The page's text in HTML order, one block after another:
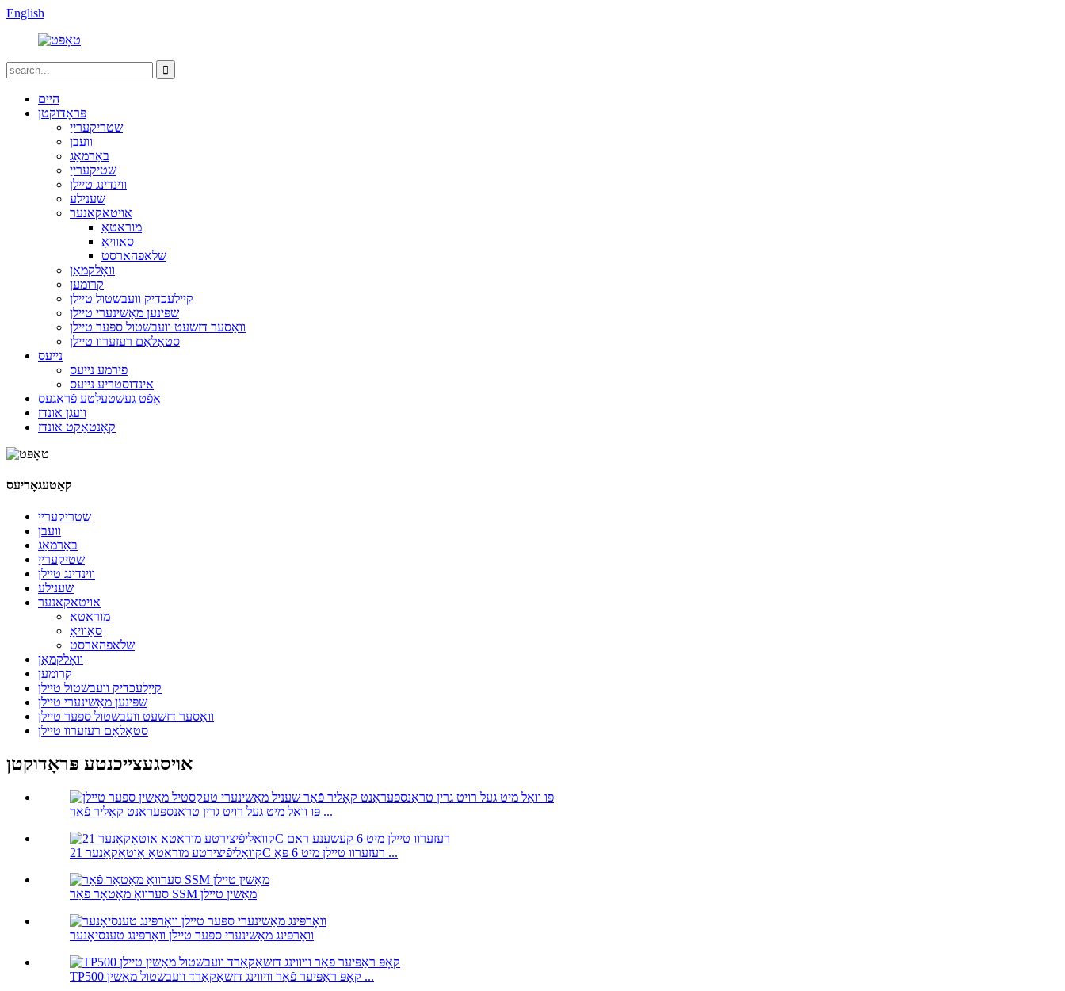
English
היים
פּראָדוקטן
שטריקערייַ
וועבן
באַרמאַג
שטיקערייַ
ווינדינג טיילן
שענילע
אויטאקאנער
מוראטאַ
סאַוויאָ
שלאפהארסט
וואָלקמאַן
קרומען
קייַלעכדיק וועבשטול טיילן
שפּינען מאַשינערי טיילן
וואַסער דזשעט וועבשטול ספּער טיילן
סטאַלאַם רעזערוו טיילן
נייעס
פירמע נייעס
אינדוסטריע נייעס
אָפֿט געשטעלטע פֿראַגעס
וועגן אונדז
קאָנטאַקט אונדז
קאַטעגאָריעס
שטריקערייַ
וועבן
באַרמאַג
שטיקערייַ
ווינדינג טיילן
שענילע
אויטאקאנער
מוראטאַ
סאַוויאָ
שלאפהארסט
וואָלקמאַן
קרומען
קייַלעכדיק וועבשטול טיילן
שפּינען מאַשינערי טיילן
וואַסער דזשעט וועבשטול ספּער טיילן
סטאַלאַם רעזערוו טיילן
אויסגעצייכנטע פּראָדוקטן
פּו וואַל מיט געל רויט גרין טראַנספּעראַנט קאָליר פֿאַר ...
קוואַליפֿיצירטע מוראטאַ אַוטאָקאָנער 21C רעזערוו טיילן מיט 6 פּאָ ...
סערוואָ מאָטאָר פֿאַר SSM מאַשין טיילן
וואָרפּינג מאַשינערי ספּער טיילן וואָרפּינג טענסיאָנער
TP500 קאָפּ ראַפּיער פֿאַר וויווינג דזשאַקאַרד וועבשטול מאַשין ...